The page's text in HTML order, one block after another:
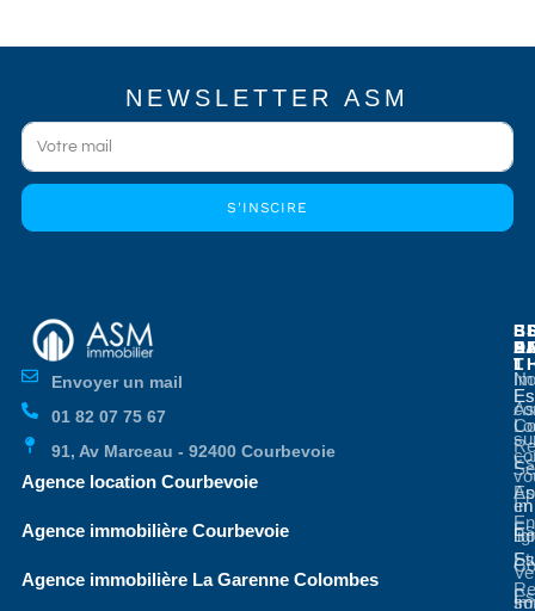
NEWSLETTER ASM
S'INSCIRE
Envoyer un mail
01 82 07 75 67
91, Av Marceau - 92400 Courbevoie
Agence location Courbevoie
Agence immobilière Courbevoie
Agence immobilière La Garenne Colombes
en